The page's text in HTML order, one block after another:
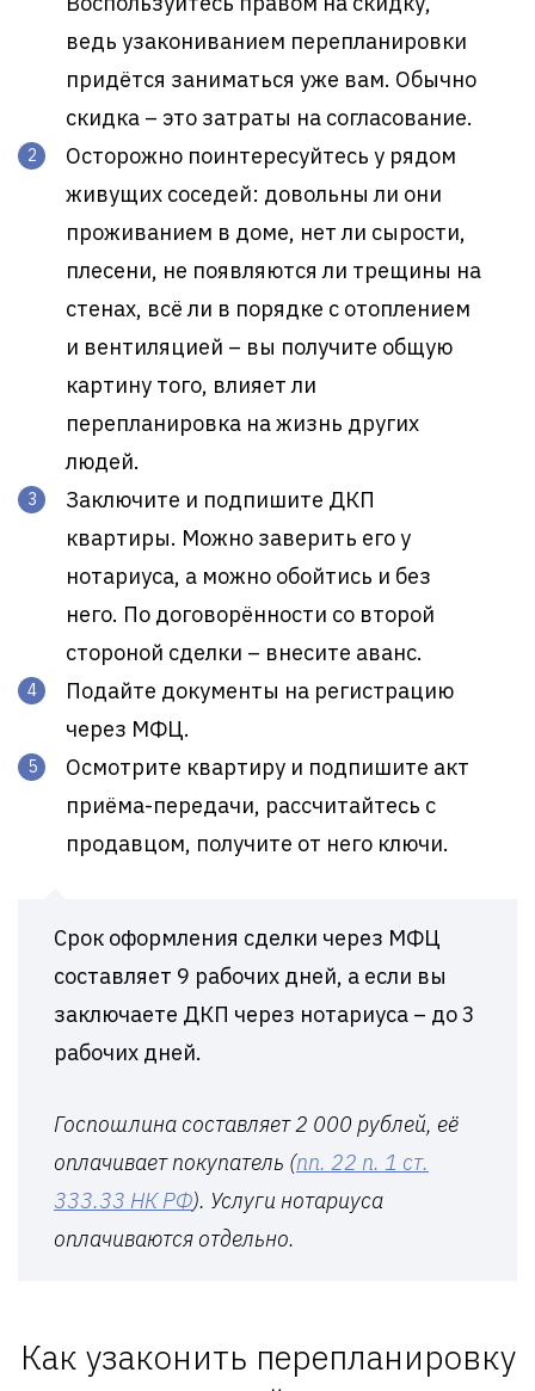
ведь узакониванием перепланировки
придётся заниматься уже вам. Обычно
скидка – это затраты на согласование.
Осторожно поинтересуйтесь у рядом
живущих соседей: довольны ли они
проживанием в доме, нет ли сырости,
плесени, не появляются ли трещины на
стенах, всё ли в порядке с отоплением
и вентиляцией – вы получите общую
картину того, влияет ли
перепланировка на жизнь других
людей.
Заключите и подпишите ДКП
квартиры. Можно заверить его у
нотариуса, а можно обойтись и без
него. По договорённости со второй
стороной сделки – внесите аванс.
Подайте документы на регистрацию
через МФЦ.
Осмотрите квартиру и подпишите акт
приёма-передачи, рассчитайтесь с
продавцом, получите от него ключи.
Срок оформления сделки через МФЦ
составляет 9 рабочих дней, а если вы
заключаете ДКП через нотариуса – до 3
рабочих дней.
Госпошлина составляет 2 000 рублей, её
оплачивает покупатель (пп. 22 п. 1 ст.
333.33 НК РФ). Услуги нотариуса
оплачиваются отдельно.
Как узаконить перепланировку